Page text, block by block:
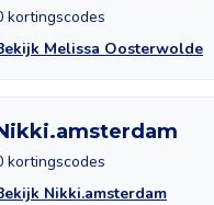
kortingscodes
Melissa Oosterwolde
kortingscodes
Nikki.amsterdam